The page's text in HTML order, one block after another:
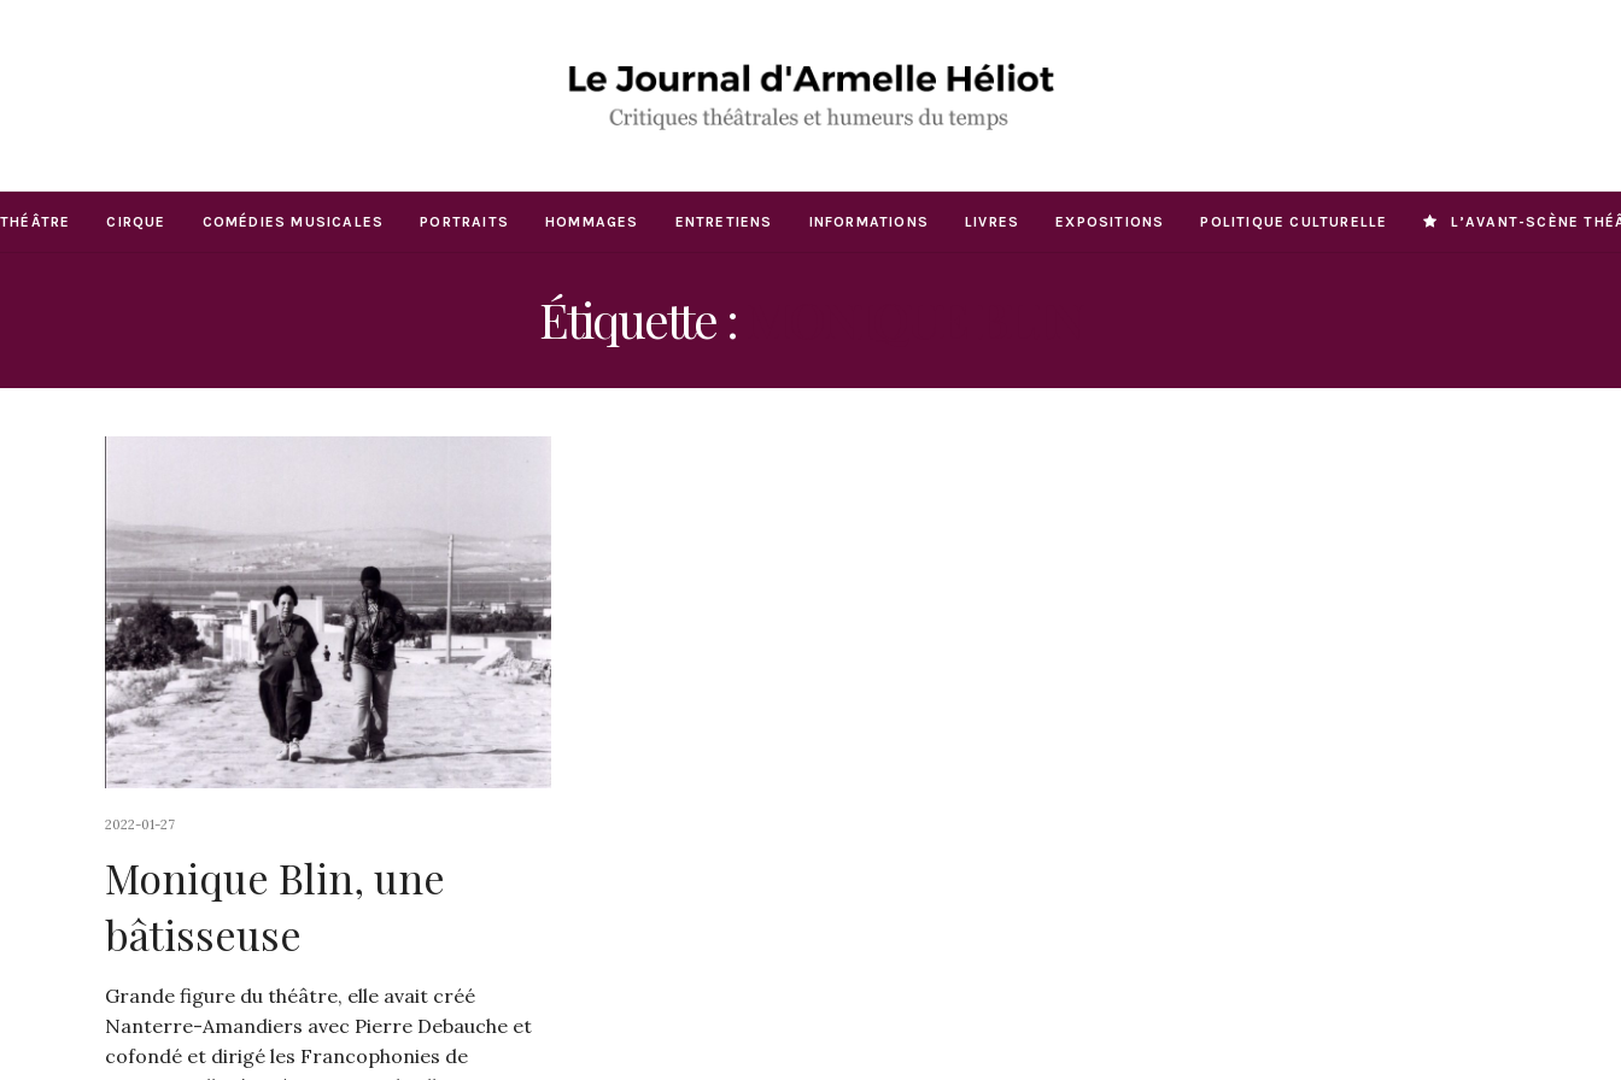
THÉÂTRE CIRQUE COMÉDIES MUSICALES PORTRAITS HOMMAGES ENTRETIENS INFORMATIONS LIVRES EXPOSITIONS POLITIQUE CULTURELLE L’AVANT-SCÈNE
Étiquette :
2022-01-27
Monique Blin, une
bâtisseuse
Grande figure du théâtre, elle avait créé
Nanterre-Amandiers avec Pierre Debauche et
cofondé et dirigé les Francophonies de